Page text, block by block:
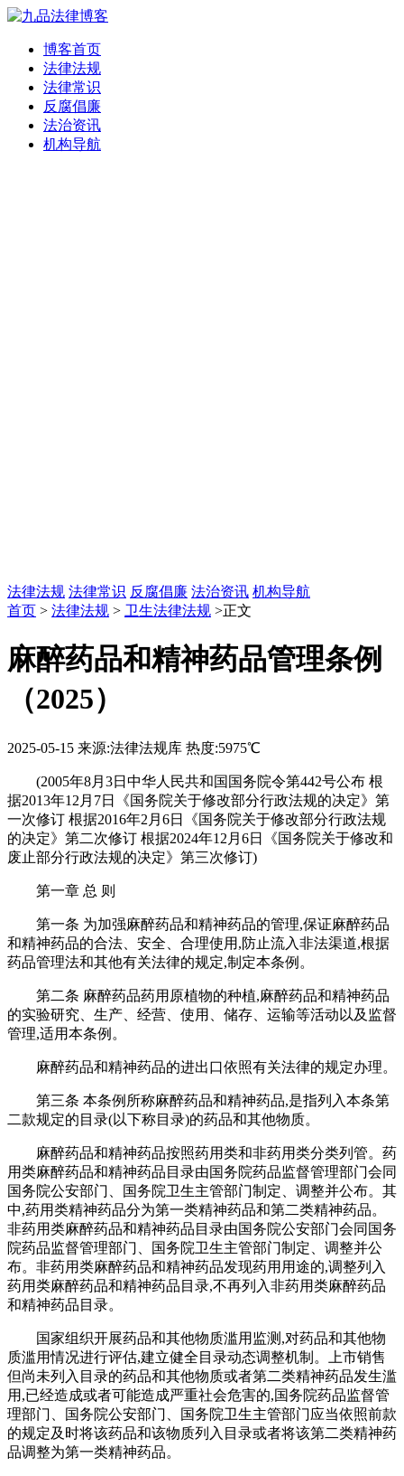
博客首页
法律法规
法律常识
反腐倡廉
法治资讯
机构导航
法律法规 法律常识 反腐倡廉 法治资讯 机构导航
首页 > 法律法规 > 卫生法律法规 >正文
麻醉药品和精神药品管理条例
（2025）
2025-05-15 来源:法律法规库 热度:5975℃
(2005年8月3日中华人民共和国国务院令第442号公布 根
据2013年12月7日《国务院关于修改部分行政法规的决定》第
一次修订 根据2016年2月6日《国务院关于修改部分行政法规
的决定》第二次修订 根据2024年12月6日《国务院关于修改和
废止部分行政法规的决定》第三次修订)
第一章 总 则
第一条 为加强麻醉药品和精神药品的管理,保证麻醉药品
和精神药品的合法、安全、合理使用,防止流入非法渠道,根据
药品管理法和其他有关法律的规定,制定本条例。
第二条 麻醉药品药用原植物的种植,麻醉药品和精神药品
的实验研究、生产、经营、使用、储存、运输等活动以及监督
管理,适用本条例。
麻醉药品和精神药品的进出口依照有关法律的规定办理。
第三条 本条例所称麻醉药品和精神药品,是指列入本条第
二款规定的目录(以下称目录)的药品和其他物质。
麻醉药品和精神药品按照药用类和非药用类分类列管。药
用类麻醉药品和精神药品目录由国务院药品监督管理部门会同
国务院公安部门、国务院卫生主管部门制定、调整并公布。其
中,药用类精神药品分为第一类精神药品和第二类精神药品。
非药用类麻醉药品和精神药品目录由国务院公安部门会同国务
院药品监督管理部门、国务院卫生主管部门制定、调整并公
布。非药用类麻醉药品和精神药品发现药用用途的,调整列入
药用类麻醉药品和精神药品目录,不再列入非药用类麻醉药品
和精神药品目录。
国家组织开展药品和其他物质滥用监测,对药品和其他物
质滥用情况进行评估,建立健全目录动态调整机制。上市销售
但尚未列入目录的药品和其他物质或者第二类精神药品发生滥
用,已经造成或者可能造成严重社会危害的,国务院药品监督管
理部门、国务院公安部门、国务院卫生主管部门应当依照前款
的规定及时将该药品和该物质列入目录或者将该第二类精神药
品调整为第一类精神药品。